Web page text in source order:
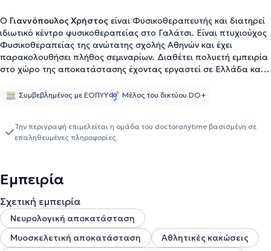
Ο Γιαννόπουλος Χρήστος είναι Φυσικοθεραπευτής και διατηρεί
ιδιωτικό κέντρο φυσικοθεραπείας στο Γαλάτσι. Είναι πτυχιούχος
Φυσικοθεραπείας της ανώτατης σχολής Αθηνών και έχει
παρακολουθήσει πλήθος σεμιναρίων. Διαθέτει πολυετή εμπειρία
στο χώρο της αποκατάστασης έχοντας εργαστεί σε Ελλάδα και
Mikkeli στην Φινλανδία, αποκτώντας εμπειρία σε πλήθος
Συμβεβλημένος με ΕΟΠΥΥ Μέλος του δικτύου DO+
Την περιγραφή επιμελείται η ομάδα του doctoranytime βασισμένη σε
επαληθευμένες πληροφορίες.
Εμπειρία
Σχετική εμπειρία
Νευρολογική αποκατάσταση
Μυοσκελετική αποκατάσταση
Αθλητικές κακώσεις